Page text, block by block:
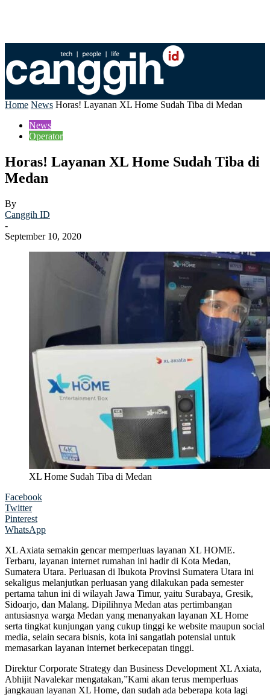
Home News Horas! Layanan XL Home Sudah Tiba di Medan
News
Operator
Horas! Layanan XL Home Sudah Tiba di
Medan
By
Canggih ID
-
September 10, 2020
XL Home Sudah Tiba di Medan
Facebook
Twitter
Pinterest
WhatsApp
XL Axiata semakin gencar memperluas layanan XL HOME.
Terbaru, layanan internet rumahan ini hadir di Kota Medan,
Sumatera Utara. Perluasan di Ibukota Provinsi Sumatera Utara ini
sekaligus melanjutkan perluasan yang dilakukan pada semester
pertama tahun ini di wilayah Jawa Timur, yaitu Surabaya, Gresik,
Sidoarjo, dan Malang. Dipilihnya Medan atas pertimbangan
antusiasnya warga Medan yang menanyakan layanan XL Home
serta tingkat kunjungan yang cukup tinggi ke website maupun social
media, selain secara bisnis, kota ini sangatlah potensial untuk
memasarkan layanan internet berkecepatan tinggi.
Direktur Corporate Strategy dan Business Development XL Axiata,
Abhijit Navalekar mengatakan,”Kami akan terus memperluas
jangkauan layanan XL Home, dan sudah ada beberapa kota lagi